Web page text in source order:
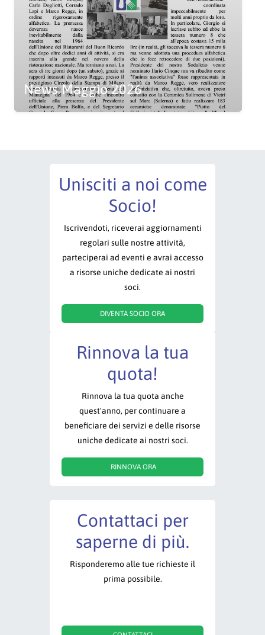
News Maggio 2026
Unisciti a noi come
Socio!
Iscrivendoti, riceverai aggiornamenti
regolari sulle nostre attività,
parteciperai ad eventi e avrai accesso
a risorse uniche dedicate ai nostri
soci.
DIVENTA SOCIO ORA
Rinnova la tua
quota!
Rinnova la tua quota anche
quest'anno, per continuare a
beneficiare dei servizi e delle risorse
uniche dedicate ai nostri soci.
RINNOVA ORA
Contattaci per
saperne di più.
Risponderemo alle tue richieste il
prima possibile.